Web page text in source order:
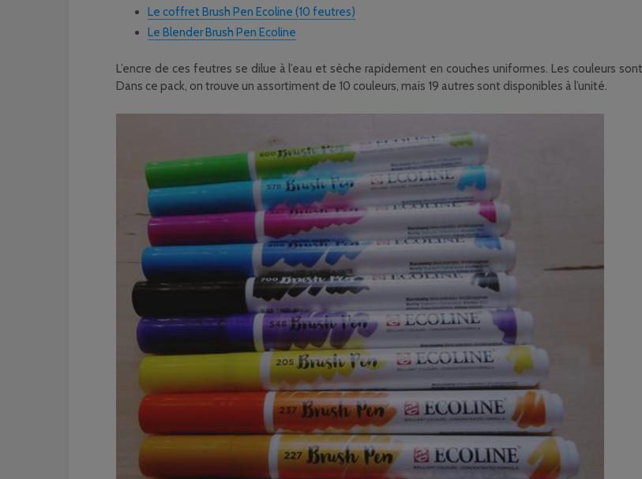
Le coffret Brush Pen Ecoline (10 feutres)
Le Blender Brush Pen Ecoline
L’encre de ces feutres se dilue à l’eau et sèche rapidement en couches uniformes. Les couleurs
Dans ce pack, on trouve un assortiment de 10 couleurs, mais 19 autres sont disponibles à l’unité.